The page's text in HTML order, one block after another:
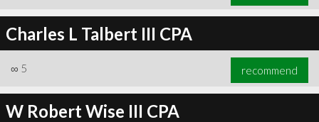
Charles L Talbert III CPA
∞ 5 recommend
W Robert Wise III CPA